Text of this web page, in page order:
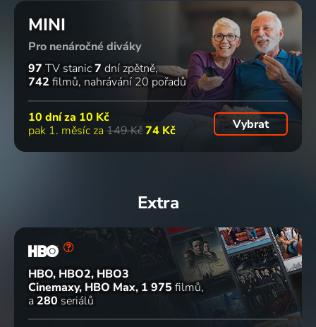
MINI
Pro nenáročné diváky
97 TV stanic7 dní zpětně
742 filmů nahrávání 20 pořadů
10 dní za 10 Kč
pak 1. měsíc za 149 Kč74 Kč Vybrat
Extra
HBO, HBO2, HBO3
Cinemaxy, HBO Max 1 975 filmů
a 280 seriálů